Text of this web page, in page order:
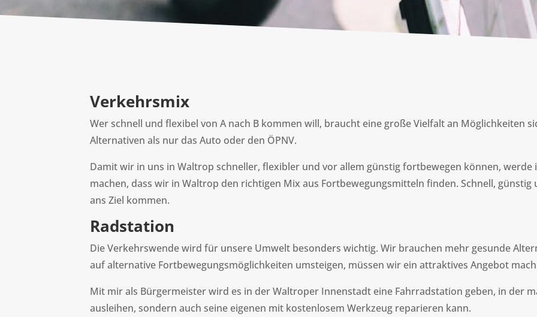
Verkehrsmix
Wer schnell und flexibel von A nach B kommen will, braucht eine große Vielfalt an Möglichkeiten
Alternativen als nur das Auto oder den ÖPNV.
Damit wir in uns in Waltrop schneller, flexibler und vor allem günstig fortbewegen können,
machen, dass wir in Waltrop den richtigen Mix aus Fortbewegungsmitteln finden. Schnell,
ans Ziel kommen.
Radstation
Die Verkehrswende wird für unsere Umwelt besonders wichtig. Wir brauchen mehr gesunde
auf alternative Fortbewegungsmöglichkeiten umsteigen, müssen wir ein attraktives Angebot
Mit mir als Bürgermeister wird es in der Waltroper Innenstadt eine Fahrradstation geben, in der
ausleihen, sondern auch seine eigenen mit kostenlosem Werkzeug reparieren kann.